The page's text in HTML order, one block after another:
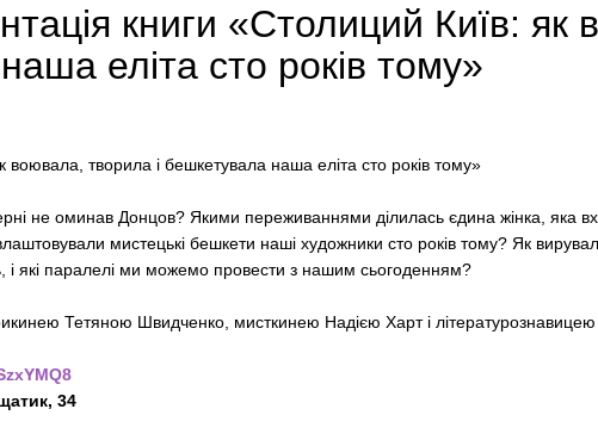
книги «Столиций Київ: як
еліта сто років тому»
творила і бешкетувала наша еліта сто років тому»
не оминав Донцов? Якими переживаннями ділилась єдина жінка, яка
мистецькі бешкети наші художники сто років тому? Як
і які паралелі ми можемо провести з нашим сьогоденням?
Тетяною Швидченко, мисткинею Надією Харт і
34